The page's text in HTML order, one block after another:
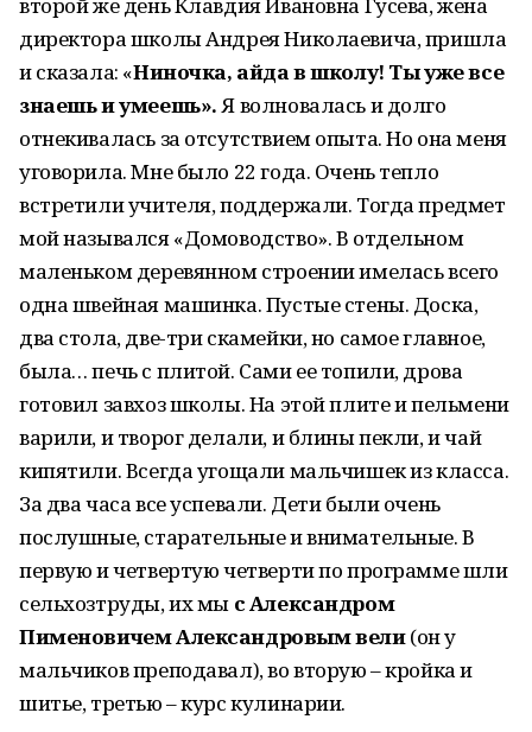
директора школы Андрея Николаевича, пришла
и сказала: «Ниночка, айда в школу! Ты уже все
знаешь и умеешь».Я волновалась и долго
отнекивалась за отсутствием опыта. Но она меня
уговорила. Мне было 22 года. Очень тепло
встретили учителя, поддержали. Тогда предмет
мой назывался «Домоводство». В отдельном
маленьком деревянном строении имелась всего
одна швейная машинка. Пустые стены. Доска,
два стола, две-три скамейки, но самое главное,
была… печь с плитой. Сами ее топили, дрова
готовил завхоз школы. На этой плите и пельмени
варили, и творог делали, и блины пекли, и чай
кипятили. Всегда угощали мальчишек из класса.
За два часа все успевали. Дети были очень
послушные, старательные и внимательные. В
первую и четвертую четверти по программе шли
сельхозтруды, их мы с Александром
Пименовичем Александровым вели(он у
мальчиков преподавал), во вторую – кройка и
шитье, третью – курс кулинарии.